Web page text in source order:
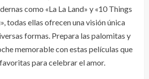
como «La La Land» y «10 Things
todas ellas ofrecen una visión única
formas. Prepara las palomitas y
memorable con estas películas que
para celebrar el amor.